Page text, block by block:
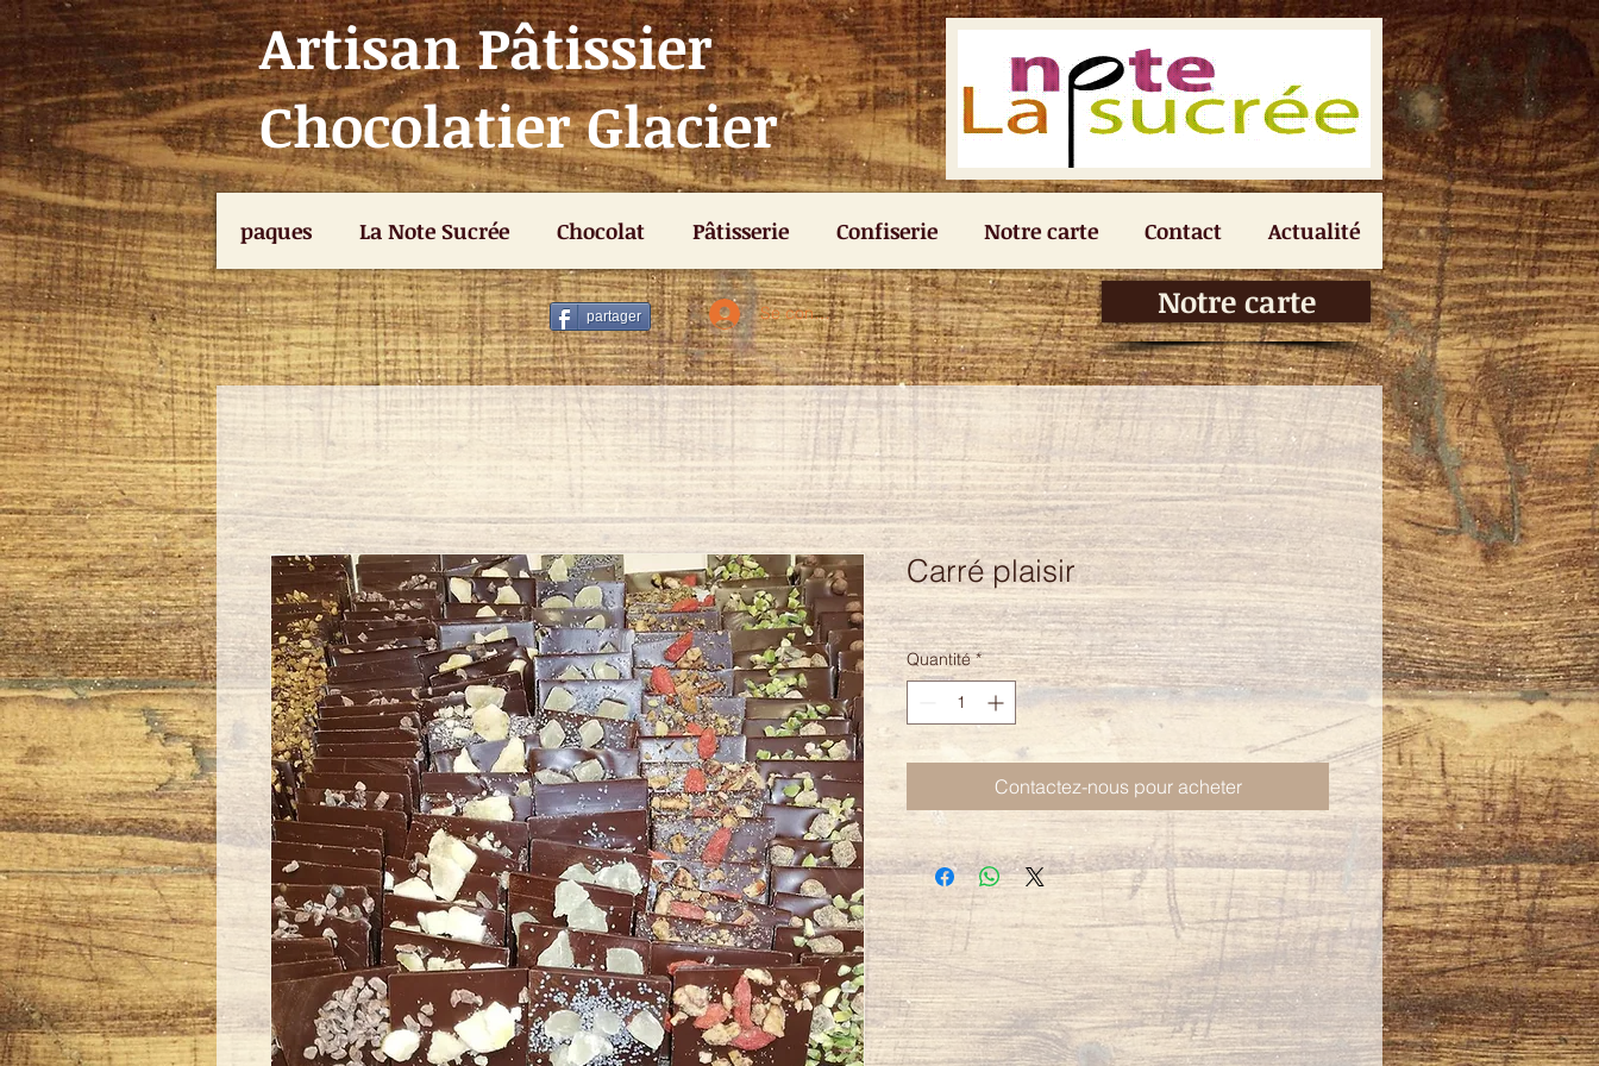
Artisan Pâtissier
Chocolatier Glacier
paques La Note Sucrée Chocolat Pâtisserie Confiserie Notre carte Contact Actualité
partager Se connecter Notre carte
Carré plaisir
Quantité *
Contactez-nous pour acheter